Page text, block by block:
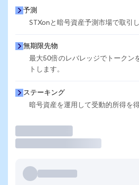
予測
STXonと暗号資産予測市場で取引し
無期限先物
最大50倍のレバレッジでトークン
トします。
ステーキング
暗号資産を運用して受動的所得を